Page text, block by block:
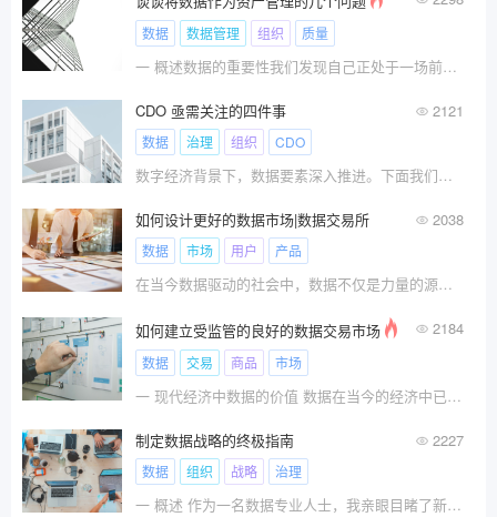
数据 数据管理 组织 质量
一 概述数据的重要性我们发现自己正处于一场前所未有的数据革命之中。我们采取的每一个行动，我们进行的每一笔交易，以及我们的每一次互动都会产生数据。
CDO 亟需关注的四件事 2121
数据 治理 组织 CDO
数字经济背景下，数据要素深入推进。下面我们将深
如何设计更好的数据市场|数据交易所 2038
数据 市场 用户 产品
在当今数据驱动的社会中，数据不仅是力量的源泉，而且是推动业务成功、为决策提供信息并释放新机遇的重要资产。
如何建立受监管的良好的数据交易市场 2184
数据 交易 商品 市场
一 现代经济中数据的价值 数据在当今的经济中已变??
制定数据战略的终极指南 2227
数据 组织 战略 治理
一 概述 作为一名数据专业人士，我亲眼目睹了新技?